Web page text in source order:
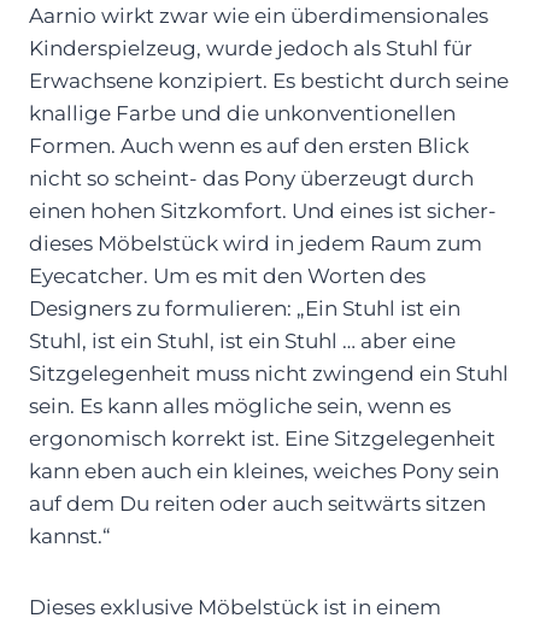
Aarnio wirkt zwar wie ein überdimensionales
Kinderspielzeug, wurde jedoch als Stuhl für
Erwachsene konzipiert. Es besticht durch seine
knallige Farbe und die unkonventionellen
Formen. Auch wenn es auf den ersten Blick
nicht so scheint- das Pony überzeugt durch
einen hohen Sitzkomfort. Und eines ist sicher-
dieses Möbelstück wird in jedem Raum zum
Eyecatcher. Um es mit den Worten des
Designers zu formulieren: „Ein Stuhl ist ein
Stuhl, ist ein Stuhl, ist ein Stuhl … aber eine
Sitzgelegenheit muss nicht zwingend ein Stuhl
sein. Es kann alles mögliche sein, wenn es
ergonomisch korrekt ist. Eine Sitzgelegenheit
kann eben auch ein kleines, weiches Pony sein
auf dem Du reiten oder auch seitwärts sitzen
kannst.“
Dieses exklusive Möbelstück ist in einem